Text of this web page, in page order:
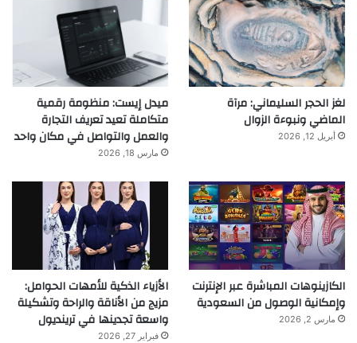
لغز الحجر السليماني: مرآة
الماضي ونبوءة الزوال
أبريل 12, 2026
ميدل إيست: منظومة رقمية
متكاملة تعيد تعريف التجارة
والعمل والتواصل في مكان واحد
مارس 18, 2026
الكازينوهات المباشرة عبر الإنترنت
وإمكانية الوصول من السعودية
مارس 2, 2026
الأزياء الذكية للأمهات الحوامل:
مزيج من الأناقة والراحة وتشكيلة
واسعة تجدينها في ترينديول
فبراير 27, 2026